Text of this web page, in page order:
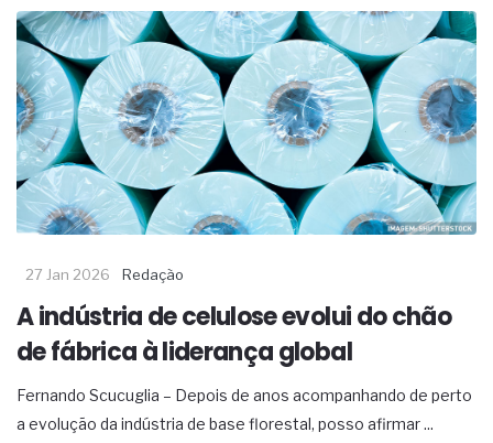
27 Jan 2026 Redação
A indústria de celulose evolui do chão
de fábrica à liderança global
Fernando Scucuglia – Depois de anos acompanhando de perto
a evolução da indústria de base florestal, posso afirmar ...